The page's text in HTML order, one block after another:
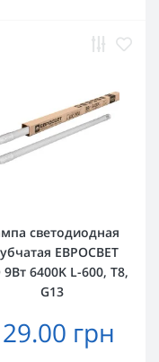
светодиодная
ЕВРОСВЕТ
9Вт 6400K L-600, T8,
G13
грн